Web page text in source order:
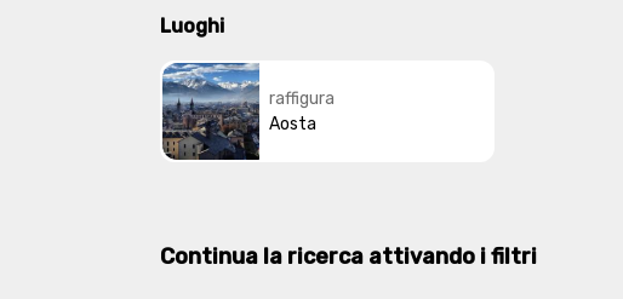
Luoghi
raffigura
Aosta
Continua la ricerca attivando i filtri